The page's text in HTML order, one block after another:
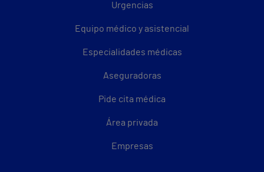
Urgencias
Equipo médico y asistencial
Especialidades médicas
Aseguradoras
Pide cita médica
Área privada
Empresas